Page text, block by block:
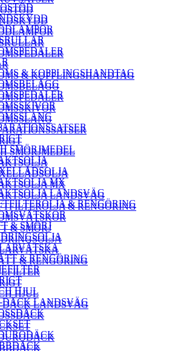
& KOPPLINGSHANDTAG
SMÖRJMEDEL
MX
LANDSVÄG
& RENGÖRING
& SMÖRJ
& RENGÖRING
HJUL
DÄCK LANDSVÄG
& KOPPLINGSHANDTAG
SMÖRJMEDEL
MX
LANDSVÄG
& RENGÖRING
& SMÖRJ
& RENGÖRING
HJUL
DÄCK LANDSVÄG